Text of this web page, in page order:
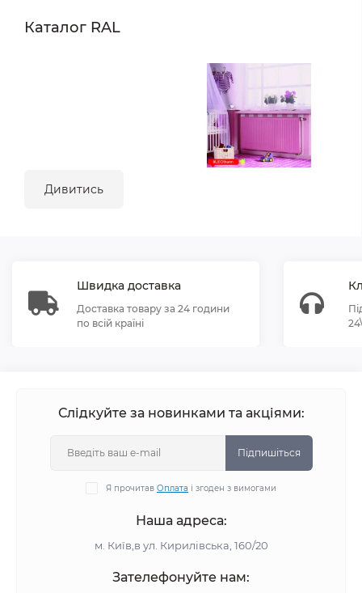
Каталог RAL
Дивитись
Швидка доставка
Доставка товару за 24 години
по всій країні
Слідкуйте за новинками та акціями:
Підпишіться
Я прочитав Оплата і згоден з вимогами
Наша адреса:
м. Київ,в ул. Кирилівська, 160/20
Зателефонуйте нам: